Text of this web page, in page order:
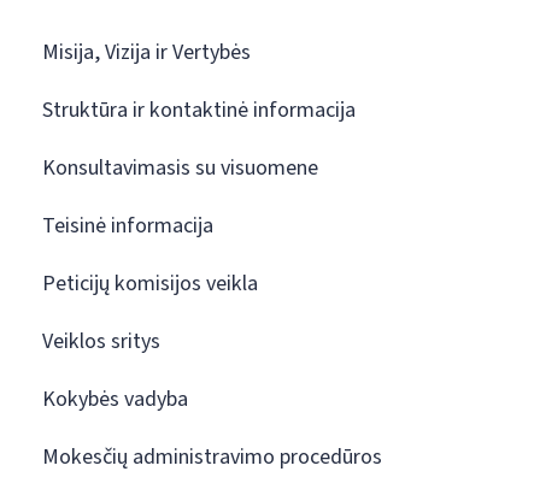
Misija, Vizija ir Vertybės
Struktūra ir kontaktinė informacija
Konsultavimasis su visuomene
Teisinė informacija
Peticijų komisijos veikla
Veiklos sritys
Kokybės vadyba
Mokesčių administravimo procedūros